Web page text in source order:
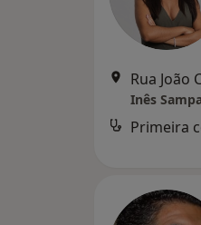
Rua João
Inês
Primeira